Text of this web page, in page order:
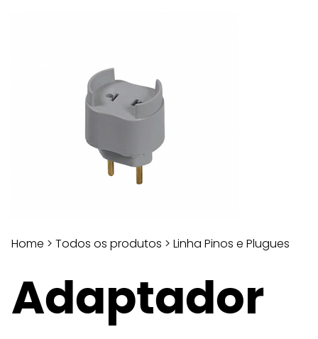
Home > Todos os produtos > Linha Pinos e Plugues
Adaptador